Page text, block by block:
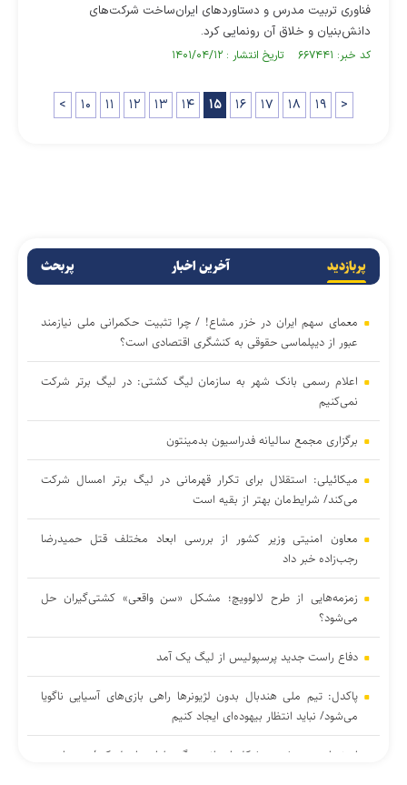
فناوری تربیت مدرس و دستاوردهای ایران‌ساخت شرکت‌های
دانش‌بنیان و خلاق آن رونمایی کرد.
کد خبر: ۶۶۷۴۴۱ تاریخ انتشار : ۱۴۰۱/۰۴/۱۲
< ۱۰ ۱۱ ۱۲ ۱۳ ۱۴ ۱۵ ۱۶ ۱۷ ۱۸ ۱۹ >
پربازدید آخرین اخبار پربحث
معمای سهم ایران در خزر مشاع! / چرا تثبیت حکمرانی ملی نیازمند
عبور از دیپلماسی حقوقی به کنشگری اقتصادی است؟
اعلام رسمی بانک شهر به سازمان لیگ کشتی: در لیگ برتر شرکت
نمی‌کنیم
برگزاری مجمع سالیانه فدراسیون بدمینتون
میکائیلی: استقلال برای تکرار قهرمانی در لیگ برتر امسال شرکت
می‌کند/ شرایط‌مان بهتر از بقیه است
معاون امنیتی وزیر کشور از بررسی ابعاد مختلف قتل حمیدرضا
رجب‌زاده خبر داد
زمزمه‌هایی از طرح لالوویچ؛ مشکل «سن واقعی» کشتی‌گیران حل
می‌شود؟
دفاع راست جدید پرسپولیس از لیگ یک آمد
پاکدل: تیم ملی هندبال بدون لژیونرها راهی بازی‌های آسیایی ناگویا
می‌شود/ نباید انتظار بیهوده‌ای ایجاد کنیم
اصغرزاده: پوررشید مشکل اسپانسرینگ ملوان را حل کرد/ سعداوی و